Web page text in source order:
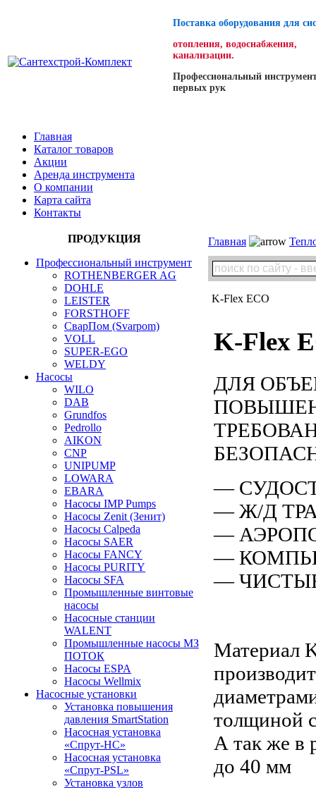
Поставка оборудования для
отопления, водоснабжения,
канализации.
Профессиональный
первых рук
Главная
Каталог товаров
Акции
Аренда инструмента
О компании
Карта сайта
Контакты
ПРОДУКЦИЯ
Профессиональный инструмент
ROTHENBERGER AG
DOHLE
LEISTER
FORSTHOFF
СварПом (Svarpom)
VOLL
SUPER-EGO
WELDY
Насосы
WILO
DAB
Grundfos
Pedrollo
AIKON
CNP
UNIPUMP
LOWARA
EBARA
Насосы IMP Pumps
Насосы Zenit (Зенит)
Насосы Calpeda
Насосы SAER
Насосы FANCY
Насосы PURITY
Насосы SFA
Промышленные винтовые
насосы
Насосные станции
WALENT
Промышленные насосы МЗ
ПОТОК
Насосы ESPA
Насосы Wellmix
Насосные установки
Установка повышения
давления SmartStation
Насосная установка
«Спрут-НС»
Насосная установка
«Спрут-PSL»
Установка узлов
Главная
K-Flex ECO
K-Flex
ДЛЯ
—
— Ж/Д
—
—
—
Материал
толщиной
А так же в
до 40 мм